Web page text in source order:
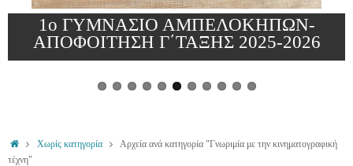
Σχολική Διαμεσολάβηση 2025 – 2026
Χωρίς κατηγορία
Αρχεία ανά κατηγορία "Γνωριμία με την κινηματογραφική
τέχνη"